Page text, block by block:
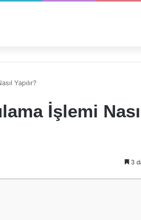
Yapılır?
İşlemi
3